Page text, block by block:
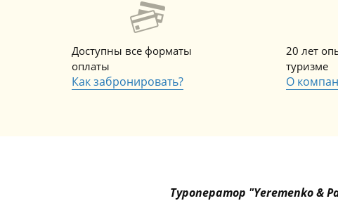
Доступны все форматы
оплаты
Как забронировать?
20 лет
туризме
О
Туроператор "Yeremenko &